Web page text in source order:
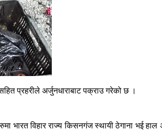
प्रहरीले अर्जुनधाराबाट पक्राउ गरेको छ ।
भारत विहार राज्य किसनगंज स्थायी ठेगाना भई हाल